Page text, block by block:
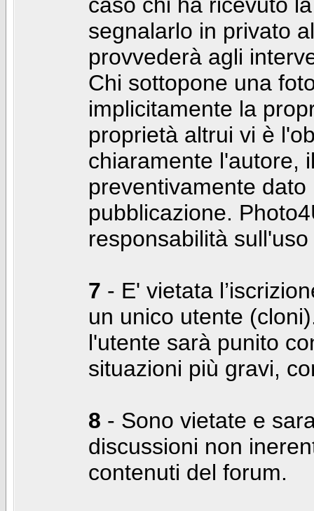
segnalarlo in privato
provvederà agli
Chi sottopone una
implicitamente la
proprietà altrui vi è
chiaramente l'autore,
preventivamente
pubblicazione.
responsabilità
7 - E' vietata
un unico utente
l'utente sarà punito
situazioni più gravi,
8 - Sono vietate e
discussioni non
contenuti del forum.